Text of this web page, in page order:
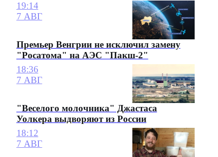
19:14
7 АВГ
Премьер Венгрии не исключил замену
"Росатома" на АЭС "Пакш-2"
18:36
7 АВГ
"Веселого молочника" Джастаса
Уолкера выдворяют из России
18:12
7 АВГ